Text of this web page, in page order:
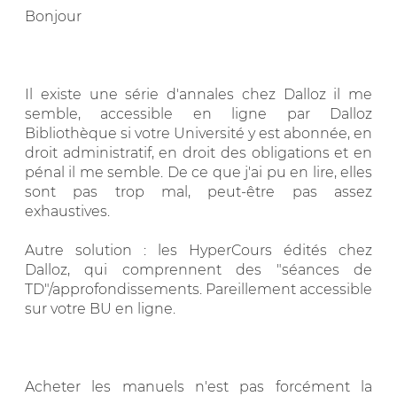
Bonjour
Il existe une série d'annales chez Dalloz il me
semble, accessible en ligne par Dalloz
Bibliothèque si votre Université y est abonnée, en
droit administratif, en droit des obligations et en
pénal il me semble. De ce que j'ai pu en lire, elles
sont pas trop mal, peut-être pas assez
exhaustives.
Autre solution : les HyperCours édités chez
Dalloz, qui comprennent des "séances de
TD"/approfondissements. Pareillement accessible
sur votre BU en ligne.
Acheter les manuels n'est pas forcément la